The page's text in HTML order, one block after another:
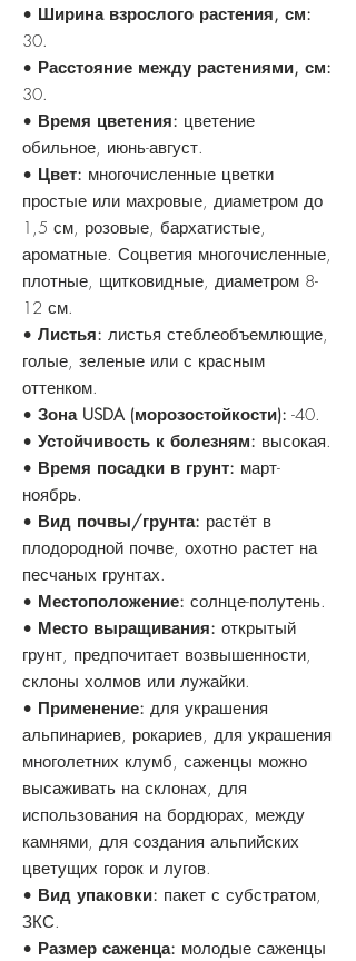
• Ширина взрослого растения, см:
30.
• Расстояние между растениями, см:
30.
• Время цветения: цветение
обильное, июнь-август.
• Цвет: многочисленные цветки
простые или махровые, диаметром до
1,5 см, розовые, бархатистые,
ароматные. Соцветия многочисленные,
плотные, щитковидные, диаметром 8-
12 см.
• Листья: листья стеблеобъемлющие,
голые, зеленые или с красным
оттенком.
• Зона USDA (морозостойкости): -40.
• Устойчивость к болезням: высокая.
• Время посадки в грунт: март-
ноябрь.
• Вид почвы/грунта: растёт в
плодородной почве, охотно растет на
песчаных грунтах.
• Местоположение: солнце-полутень.
• Место выращивания: открытый
грунт, предпочитает возвышенности,
склоны холмов или лужайки.
• Применение: для украшения
альпинариев, рокариев, для украшения
многолетних клумб, саженцы можно
высаживать на склонах, для
использования на бордюрах, между
камнями, для создания альпийских
цветущих горок и лугов.
• Вид упаковки: пакет с субстратом,
ЗКС.
• Размер саженца: молодые саженцы